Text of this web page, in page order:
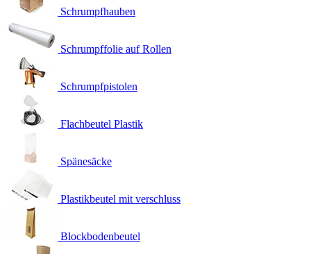
Schrumpfhauben
Schrumpffolie auf Rollen
Schrumpfpistolen
Flachbeutel Plastik
Spänesäcke
Plastikbeutel mit verschluss
Blockbodenbeutel